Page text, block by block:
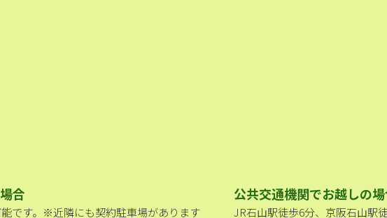
合
です。※近隣にも契約駐車場があります
公共交通機関でお越しの
JR石山駅徒歩6分、京阪石山駅